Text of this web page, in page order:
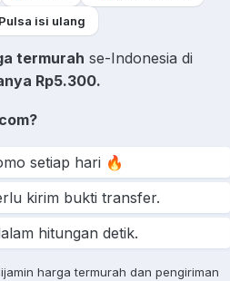
Pulsa isi ulang
termurah se-Indonesia di
Rp5.300.
setiap hari 🔥
kirim bukti transfer.
hitungan detik.
harga termurah dan pengiriman